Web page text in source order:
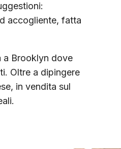
accogliente, fatta
a Brooklyn dove
Oltre a dipingere
in vendita sul